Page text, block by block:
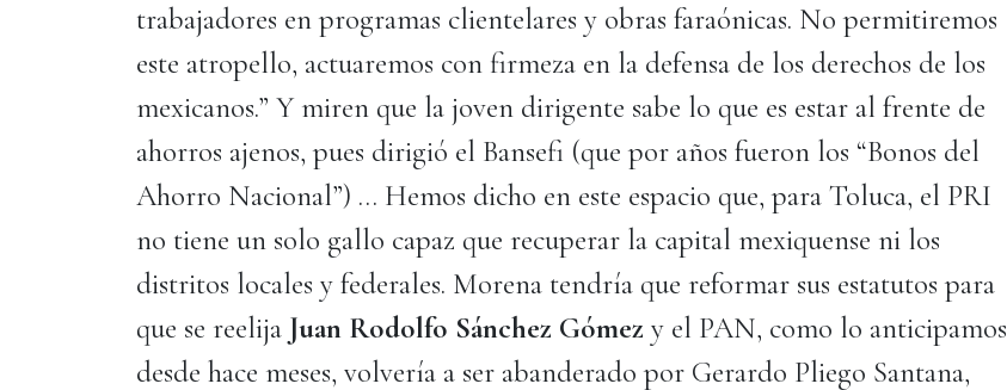
trabajadores en programas clientelares y obras faraónicas. No permitiremos
este atropello, actuaremos con firmeza en la defensa de los derechos de los
mexicanos.” Y miren que la joven dirigente sabe lo que es estar al frente de
ahorros ajenos, pues dirigió el Bansefi (que por años fueron los “Bonos del
Ahorro Nacional”) … Hemos dicho en este espacio que, para Toluca, el PRI
no tiene un solo gallo capaz que recuperar la capital mexiquense ni los
distritos locales y federales. Morena tendría que reformar sus estatutos para
que se reelija Juan Rodolfo Sánchez Gómez y el PAN, como lo anticipamos
desde hace meses, volvería a ser abanderado por Gerardo Pliego Santana,